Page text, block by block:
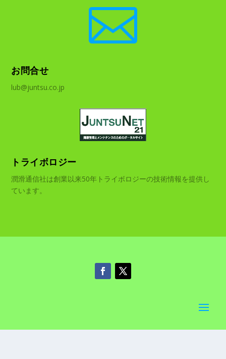

お問合せ
lub@juntsu.co.jp
トライボロジー
潤滑通信社は創業以来50年トライボロジーの技術情報を提供し
ています。